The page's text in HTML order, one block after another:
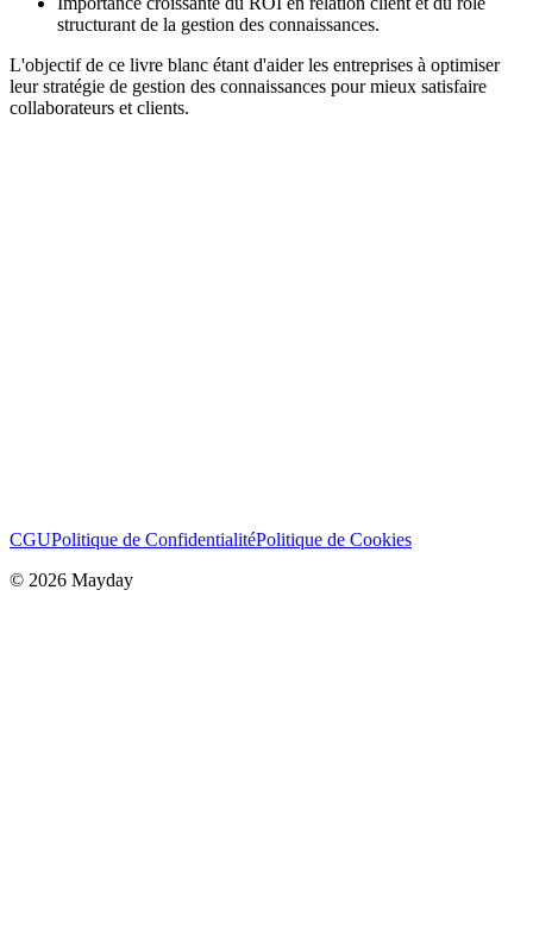
structurant de la gestion des connaissances.
L'objectif de ce livre blanc étant d'aider les entreprises à optimiser
leur stratégie de gestion des connaissances pour mieux satisfaire
collaborateurs et clients.
CGUPolitique de ConfidentialitéPolitique de Cookies
© 2026 Mayday